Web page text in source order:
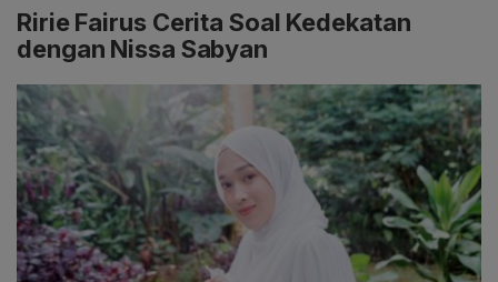
Ririe Fairus Cerita Soal Kedekatan
dengan Nissa Sabyan